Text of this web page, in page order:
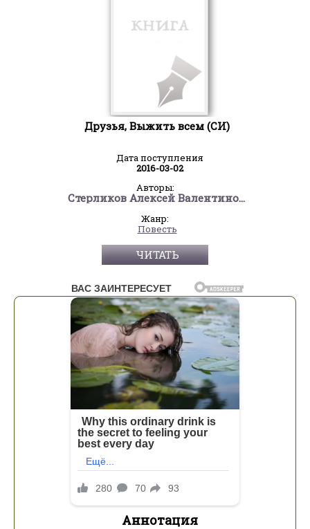
Друзья, Выжить всем (СИ)
Дата поступления
2016-03-02
Авторы:
Стерликов Алексей Валентинович
Жанр:
Повесть
ЧИТАТЬ
Аннотация